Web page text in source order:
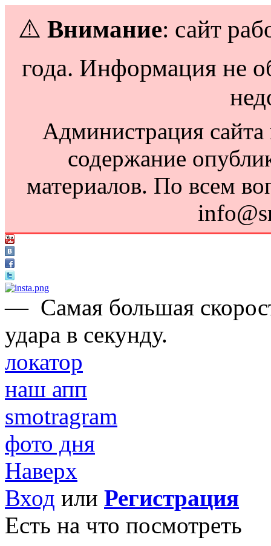
⚠️ Внимание: сайт
года. Информация не
Администрация сайта
содержание
материалов. По всем
— Самая большая
удара в секунду.
локатор
наш апп
smotragram
фото дня
Наверх
Вход или Регистрация
Есть на что посмотреть